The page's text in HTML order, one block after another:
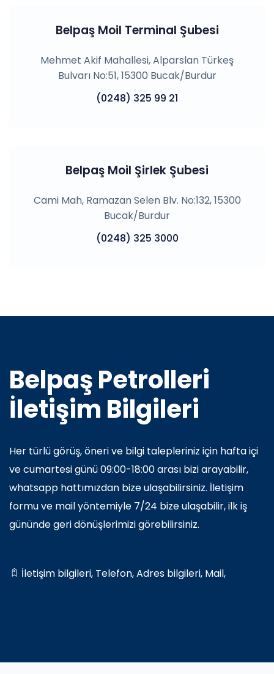
Belpaş Moil Terminal Şubesi
Mehmet Akif Mahallesi, Alparslan Türkeş
Bulvarı No:51, 15300 Bucak/Burdur
(0248) 325 99 21
Belpaş Moil Şirlek Şubesi
Cami Mah, Ramazan Selen Blv. No:132, 15300
Bucak/Burdur
(0248) 325 3000
Belpaş Petrolleri
İletişim Bilgileri
Her türlü görüş, öneri ve bilgi talepleriniz için hafta içi
ve cumartesi günü 09:00-18:00 arası bizi arayabilir,
whatsapp hattımızdan bize ulaşabilirsiniz. İletişim
formu ve mail yöntemiyle 7/24 bize ulaşabilir, ilk iş
gününde geri dönüşlerimizi görebilirsiniz.
İletişim bilgileri, Telefon,Adres bilgileri, Mail,